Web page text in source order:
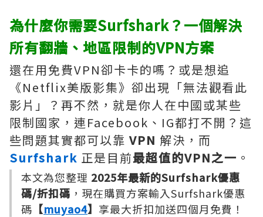
為什麼你需要Surfshark？一個解決
所有翻牆、地區限制的VPN方案
還在用免費VPN卻卡卡的嗎？或是想追
《Netflix美版影集》卻出現「無法觀看此
影片」？再不然，就是你人在中國或某些
限制國家，連Facebook、IG都打不開？這
些問題其實都可以靠 VPN 解決，而
Surfshark 正是目前最超值的VPN之一 。
本文為您整理 2025年最新的Surfshark優惠
碼/折扣碼 ，現在購買方案輸入Surfshark優惠
碼 【muyao4】 享最大折扣加送四個月免費！